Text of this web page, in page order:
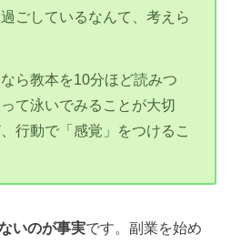
ごしているなんて、考えら
ら教本を10分ほど読みつ
て泳いでみることが大切
行動で「感覚」をつけるこ
いのが事実です。副業を始め